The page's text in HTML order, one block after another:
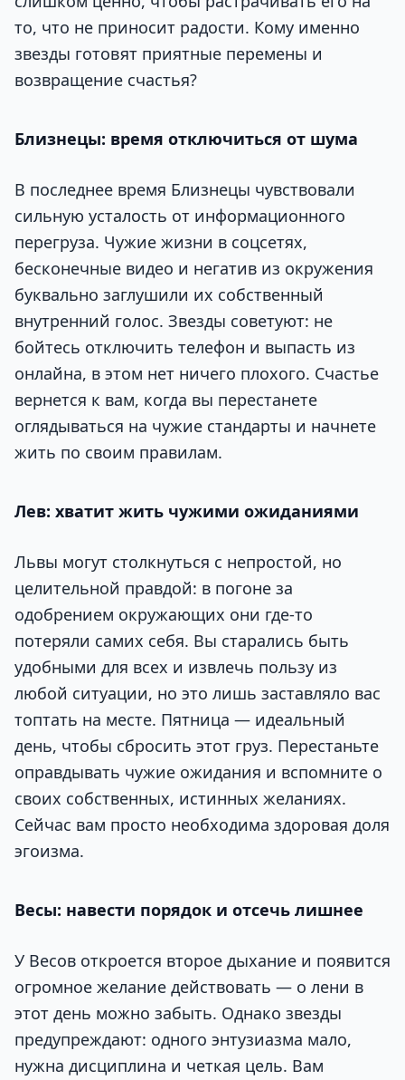
то, что не приносит радости. Кому именно
звезды готовят приятные перемены и
возвращение счастья?
Близнецы: время отключиться от шума
В последнее время Близнецы чувствовали
сильную усталость от информационного
перегруза. Чужие жизни в соцсетях,
бесконечные видео и негатив из окружения
буквально заглушили их собственный
внутренний голос. Звезды советуют: не
бойтесь отключить телефон и выпасть из
онлайна, в этом нет ничего плохого. Счастье
вернется к вам, когда вы перестанете
оглядываться на чужие стандарты и начнете
жить по своим правилам.
Лев: хватит жить чужими ожиданиями
Львы могут столкнуться с непростой, но
целительной правдой: в погоне за
одобрением окружающих они где-то
потеряли самих себя. Вы старались быть
удобными для всех и извлечь пользу из
любой ситуации, но это лишь заставляло вас
топтать на месте. Пятница — идеальный
день, чтобы сбросить этот груз. Перестаньте
оправдывать чужие ожидания и вспомните о
своих собственных, истинных желаниях.
Сейчас вам просто необходима здоровая доля
эгоизма.
Весы: навести порядок и отсечь лишнее
У Весов откроется второе дыхание и появится
огромное желание действовать — о лени в
этот день можно забыть. Однако звезды
предупреждают: одного энтузиазма мало,
нужна дисциплина и четкая цель. Вам